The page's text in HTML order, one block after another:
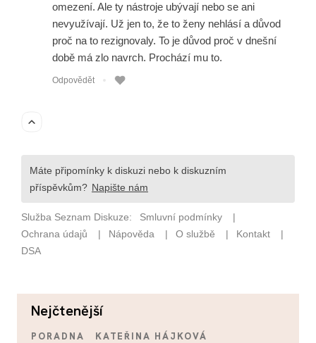
nejčtenější
PORADNA KATEŘINA HÁJKOVÁ